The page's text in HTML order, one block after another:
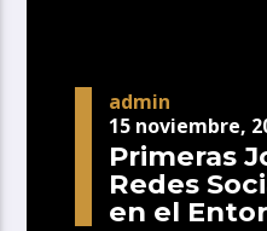
admin
15 noviembre,
Primeras
Redes
en el